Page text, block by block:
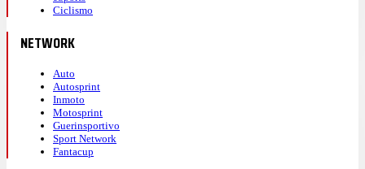
Ciclismo
NETWORK
Auto
Autosprint
Inmoto
Motosprint
Guerinsportivo
Sport Network
Fantacup